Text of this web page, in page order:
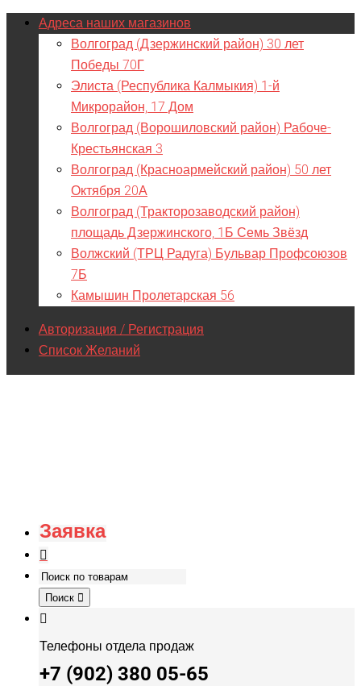
Адреса наших магазинов
Волгоград (Дзержинский район) 30 лет
Победы 70Г
Элиста (Республика Калмыкия) 1-й
Микрорайон, 17 Дом
Волгоград (Ворошиловский район) Рабоче-
Крестьянская 3
Волгоград (Красноармейский район) 50 лет
Октября 20А
Волгоград (Тракторозаводский район)
площадь Дзержинского, 1Б Семь Звёзд
Волжский (ТРЦ Радуга) Бульвар Профсоюзов
7Б
Камышин Пролетарская 56
Авторизация / Регистрация
Список Желаний
Заявка
Поиск
Телефоны отдела продаж
+7 (902) 380 05-65